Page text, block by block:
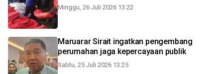
Minggu, 26 Juli 2026 13:22
Maruarar Sirait ingatkan pengembang
perumahan jaga kepercayaan publik
Sabtu, 25 Juli 2026 13:25